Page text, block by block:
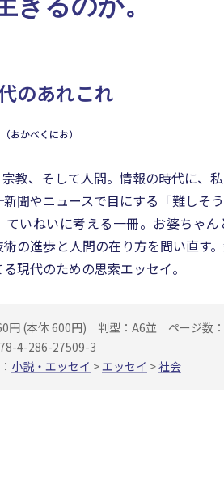
のあれこれ
（おかべくにお）
教、そして人間。情報の時代に、
聞やニュースで目にする「難しそ
ていねいに考える一冊。お婆ちゃ
術の進歩と人間の在り方を問い直す
現代のための思索エッセイ。
円 (本体 600円) 判型：A6並 ページ数
4-286-27509-3
小説・エッセイ >エッセイ >社会